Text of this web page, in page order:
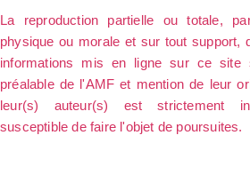
La reproduction partielle ou totale,
physique ou morale et sur tout support,
informations mis en ligne sur ce site
préalable de l'AMF et mention de leur
leur(s) auteur(s) est strictement
susceptible de faire l'objet de poursuites.